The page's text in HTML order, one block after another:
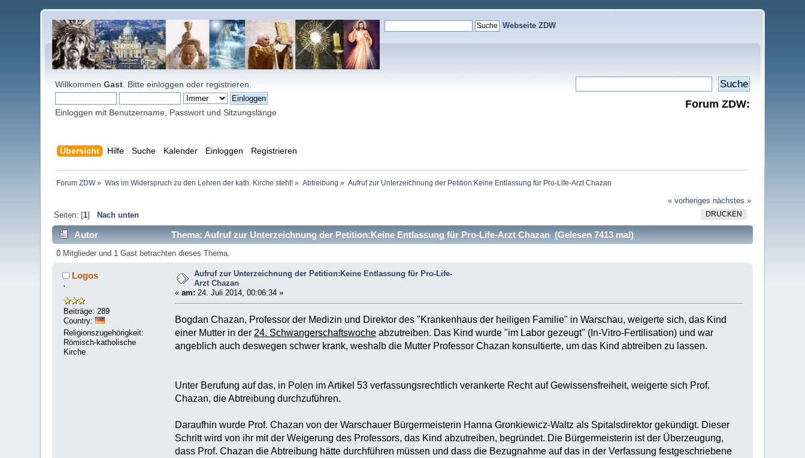
Webseite ZDW
WillkommenGast . Bitteeinloggen oder registrieren
Einloggen mit Benutzername, Passwort und Sitzungslänge
Forum ZDW:
Übersicht Hilfe Suche Kalender Einloggen Registrieren
Forum ZDW» Was im Widerspruch zu den Lehren der kath. Kirche steht!» Abtreibung » Aufruf zur Unterzeichnung der Petition:Keine Entlassung für Pro-Life-Arzt Chazan
« vorheriges nächstes »
DRUCKEN
Seiten: [1] Nach unten
Autor Thema: Aufruf zur Unterzeichnung der Petition:Keine Entlassung für Pro-Life-Arzt Chazan (Gelesen 7413 mal)
0 Mitglieder und 1 Gast betrachten dieses Thema.
Logos
'
Beiträge: 289
Country:
Religionszugehörigkeit:
Römisch-katholische
Kirche
Aufruf zur Unterzeichnung der Petition:Keine Entlassung für Pro-Life-
Arzt Chazan
« am: 24. Juli 2014, 00:06:34 »
Bogdan Chazan, Professor der Medizin und Direktor des "Krankenhaus der heiligen Familie" in Warschau, weigerte sich, das Kind
einer Mutter in der 24. Schwangerschaftswoche abzutreiben. Das Kind wurde "im Labor gezeugt" (In-Vitro-Fertilisation) und war
angeblich auch deswegen schwer krank, weshalb die Mutter Professor Chazan konsultierte, um das Kind abtreiben zu lassen.
Unter Berufung auf das, in Polen im Artikel 53 verfassungsrechtlich verankerte Recht auf Gewissensfreiheit, weigerte sich Prof.
Chazan, die Abtreibung durchzuführen.
Daraufhin wurde Prof. Chazan von der Warschauer Bürgermeisterin Hanna Gronkiewicz-Waltz als Spitalsdirektor gekündigt. Dieser
Schritt wird von ihr mit der Weigerung des Professors, das Kind abzutreiben, begründet. Die Bürgermeisterin ist der Überzeugung,
dass Prof. Chazan die Abtreibung hätte durchführen müssen und dass die Bezugnahme auf das in der Verfassung festgeschriebene